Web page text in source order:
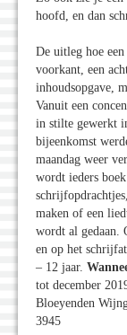
hoofd, en dan
De uitleg hoe
voorkant, een
inhoudsopgave,
Vanuit een
in stilte gewerkt
bijeenkomst
maandag weer
wordt ieders
maken of een
wordt al gedaan.
en op het
– 12 jaar.
tot december
Bloeyenden
3945